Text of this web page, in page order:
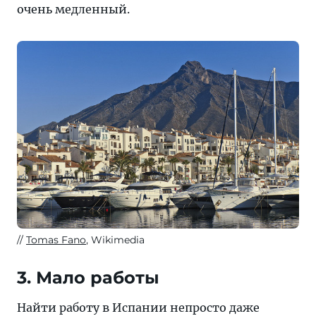
очень медленный.
Tomas Fano, Wikimedia
3. Мало работы
Найти работу в Испании непросто даже